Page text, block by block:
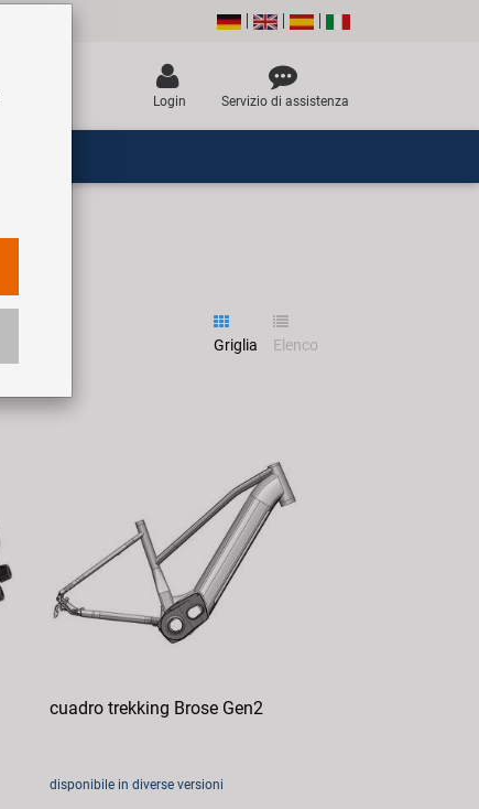
Login Servizio di assistenza
Griglia Elenco
cuadro trekking Brose Gen2
disponibile in diverse versioni